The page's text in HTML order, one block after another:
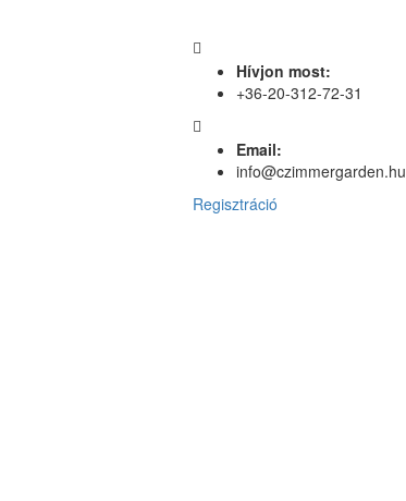
Hívjon most:
+36-20-312-72-31
Email:
info@czimmergarden.hu
Regisztráció